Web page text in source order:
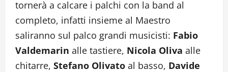
tornerà a calcare i palchi con la band al
completo, infatti insieme al Maestro
saliranno sul palco grandi musicisti: Fabio
Valdemarin alle tastiere, Nicola Oliva alle
chitarre, Stefano Olivato al basso, Davide